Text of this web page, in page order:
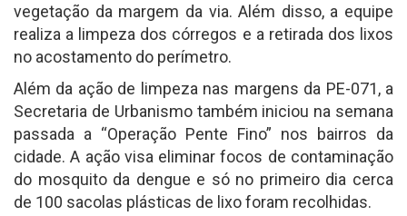
vegetação da margem da via. Além disso, a equipe
realiza a limpeza dos córregos e a retirada dos lixos
no acostamento do perímetro.
Além da ação de limpeza nas margens da PE-071, a
Secretaria de Urbanismo também iniciou na semana
passada a “Operação Pente Fino” nos bairros da
cidade. A ação visa eliminar focos de contaminação
do mosquito da dengue e só no primeiro dia cerca
de 100 sacolas plásticas de lixo foram recolhidas.